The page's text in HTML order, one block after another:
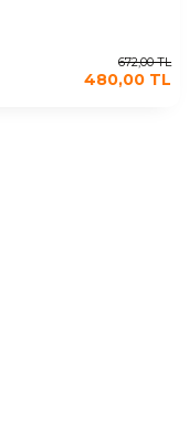
672,00TL
480,00 TL